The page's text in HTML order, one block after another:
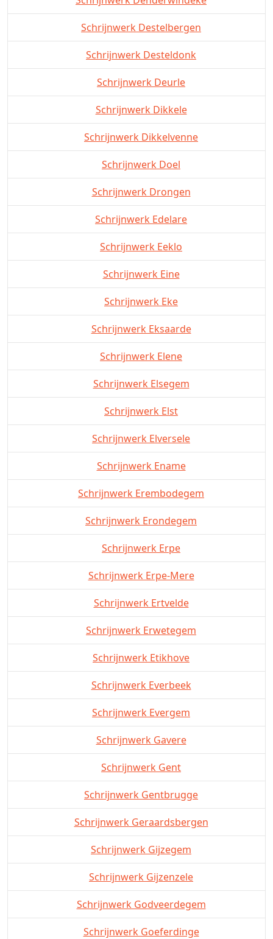
Schrijnwerk Destelbergen
Schrijnwerk Desteldonk
Schrijnwerk Deurle
Schrijnwerk Dikkele
Schrijnwerk Dikkelvenne
Schrijnwerk Doel
Schrijnwerk Drongen
Schrijnwerk Edelare
Schrijnwerk Eeklo
Schrijnwerk Eine
Schrijnwerk Eke
Schrijnwerk Eksaarde
Schrijnwerk Elene
Schrijnwerk Elsegem
Schrijnwerk Elst
Schrijnwerk Elversele
Schrijnwerk Ename
Schrijnwerk Erembodegem
Schrijnwerk Erondegem
Schrijnwerk Erpe
Schrijnwerk Erpe-Mere
Schrijnwerk Ertvelde
Schrijnwerk Erwetegem
Schrijnwerk Etikhove
Schrijnwerk Everbeek
Schrijnwerk Evergem
Schrijnwerk Gavere
Schrijnwerk Gent
Schrijnwerk Gentbrugge
Schrijnwerk Geraardsbergen
Schrijnwerk Gijzegem
Schrijnwerk Gijzenzele
Schrijnwerk Godveerdegem
Schrijnwerk Goeferdinge